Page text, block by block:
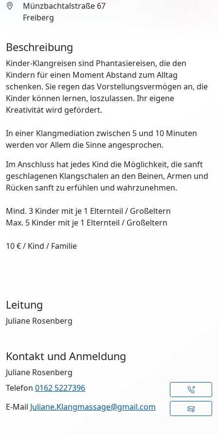
Münzbachtalstraße 67
Freiberg
Beschreibung
Kinder-Klangreisen sind Phantasiereisen, die den
Kindern für einen Moment Abstand zum Alltag
schenken. Sie regen das Vorstellungsvermögen an, die
Kinder können lernen, loszulassen. Ihr eigene
Kreativität wird gefördert.
In einer Klangmediation zwischen 5 und 10 Minuten
werden vor Allem die Sinne angesprochen.
Im Anschluss hat jedes Kind die Möglichkeit, die sanft
geschlagenen Klangschalen an den Beinen, Armen und
Rücken sanft zu erfühlen und wahrzunehmen.
Mind. 3 Kinder mit je 1 Elternteil / Großeltern
Max. 5 Kinder mit je 1 Elternteil / Großeltern
10 € / Kind / Familie
Leitung
Juliane Rosenberg
Kontakt und Anmeldung
Juliane Rosenberg
Telefon 0162 5227396
E-Mail Juliane.Klangmassage@gmail.com